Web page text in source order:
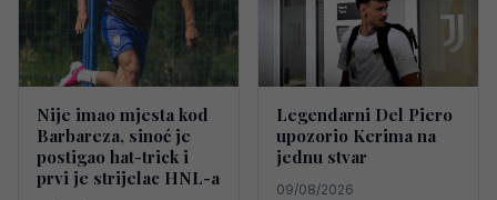
Nije imao mjesta kod
Barbareza, sinoć je
postigao hat-trick i
prvi je strijelac HNL-a
Legendarni Del Piero
upozorio Kerima na
jednu stvar
09/08/2026